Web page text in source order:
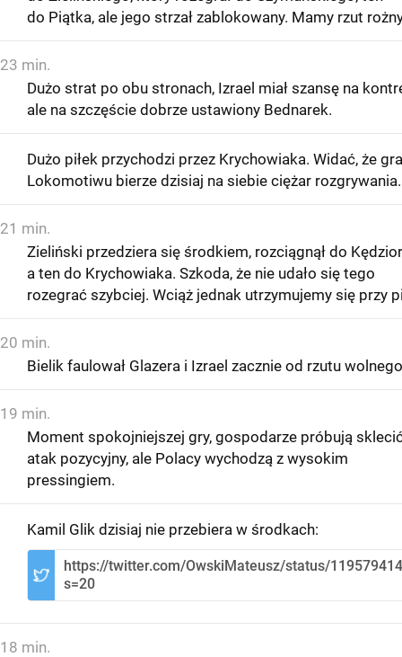
do Piątka, ale jego strzał zablokowany. Mamy rzut
23 min.
Dużo strat po obu stronach, Izrael miał szansę na
ale na szczęście dobrze ustawiony Bednarek.
Dużo piłek przychodzi przez Krychowiaka. Widać, że
Lokomotiwu bierze dzisiaj na siebie ciężar rozgrywania.
21 min.
Zieliński przedziera się środkiem, rozciągnął do
a ten do Krychowiaka. Szkoda, że nie udało się tego
rozegrać szybciej. Wciąż jednak utrzymujemy się przy
20 min.
Bielik faulował Glazera i Izrael zacznie od rzutu
19 min.
Moment spokojniejszej gry, gospodarze próbują
atak pozycyjny, ale Polacy wychodzą z wysokim
pressingiem.
Kamil Glik dzisiaj nie przebiera w środkach:
https://twitter.com/OwskiMateusz/status/
s=20
18 min.